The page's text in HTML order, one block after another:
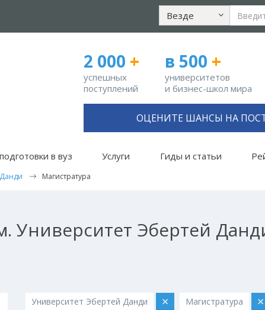
Везде
2 000 +
успешных
поступлений
в 500 +
университетов
и бизнес-школ мира
ОЦЕНИТЕ ШАНСЫ НА
в вуз Услуги Гиды и статьи
Магистратура
Университет Эбертей
Университет Эбертей Данди × Магистратура ×